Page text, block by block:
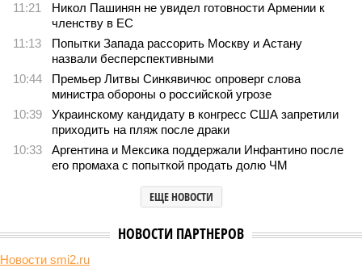
11:21
Никол Пашинян не увидел готовности Армении к
членству в ЕС
11:13
Попытки Запада рассорить Москву и Астану
назвали бесперспективными
10:44
Премьер Литвы Синкявичюс опроверг слова
министра обороны о российской угрозе
10:39
Украинскому кандидату в конгресс США запретили
приходить на пляж после драки
10:33
Аргентина и Мексика поддержали Инфантино после
его промаха с попыткой продать долю ЧМ
ЕЩЕ НОВОСТИ
НОВОСТИ ПАРТНЕРОВ
Новости smi2.ru